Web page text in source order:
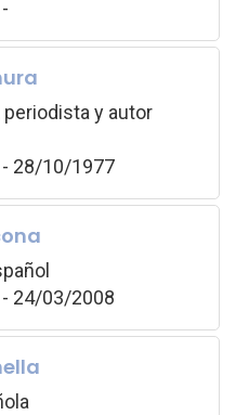
periodista y autor
28/10/1977
24/03/2008